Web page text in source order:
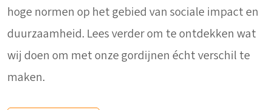
hoge normen op het gebied van sociale impact en
duurzaamheid. Lees verder om te ontdekken wat
wij doen om met onze gordijnen écht verschil te
maken.